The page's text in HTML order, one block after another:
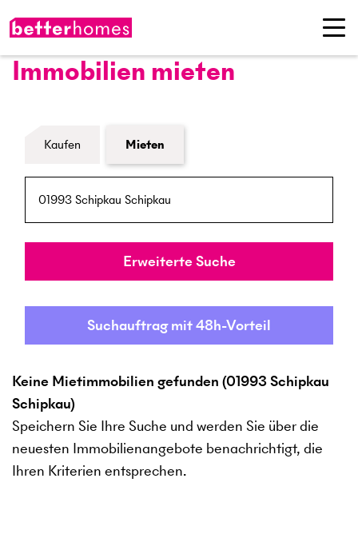
Immobilien mieten
Formular Immobiliensuche
Kaufen Mieten
Umkreis
Erweiterte Suche
Suchauftrag mit 48h-Vorteil
Keine Mietimmobilien gefunden (01993 Schipkau
Schipkau)
Speichern Sie Ihre Suche und werden Sie über die
neuesten Immobilienangebote benachrichtigt, die
Ihren Kriterien entsprechen.